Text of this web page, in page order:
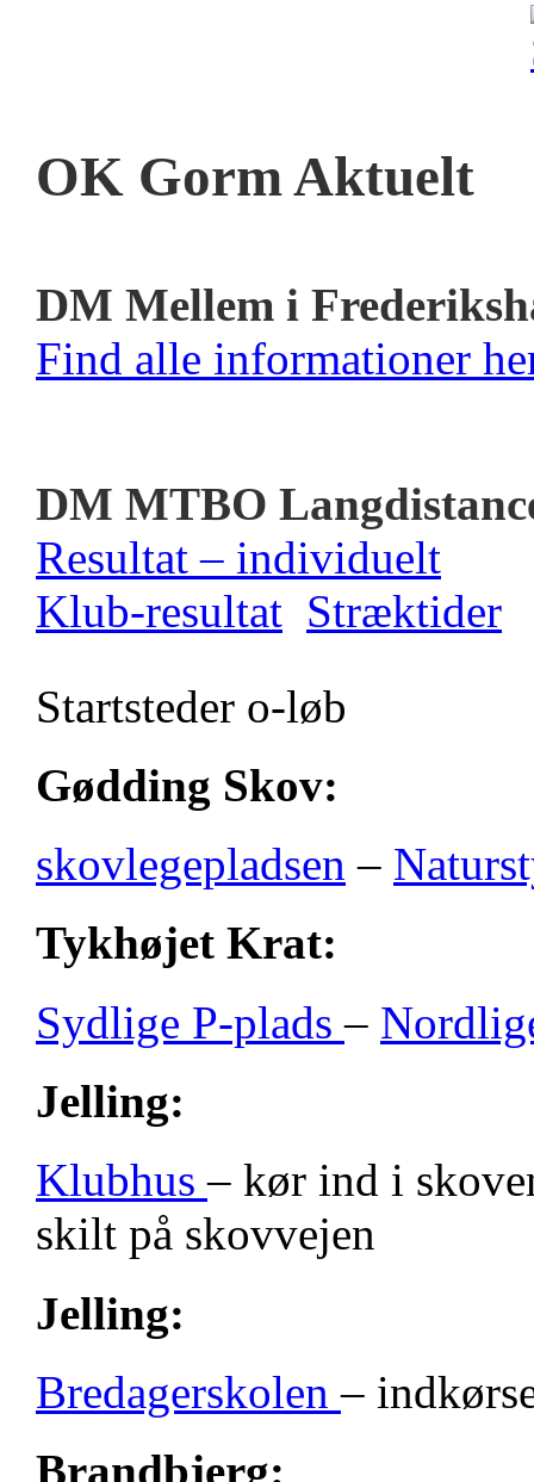
OK Gorm Aktuelt
DM Mellem i
Find alle informationer
DM MTBO
Resultat – individuelt
Klub-resultat Stræktider
Startsteder o-løb
Gødding Skov:
skovlegepladsen –
Tykhøjet Krat:
Sydlige P-plads–
Jelling:
Klubhus– kør ind i
skilt på skovvejen
Jelling:
Bredagerskolen–
Brandbjerg: